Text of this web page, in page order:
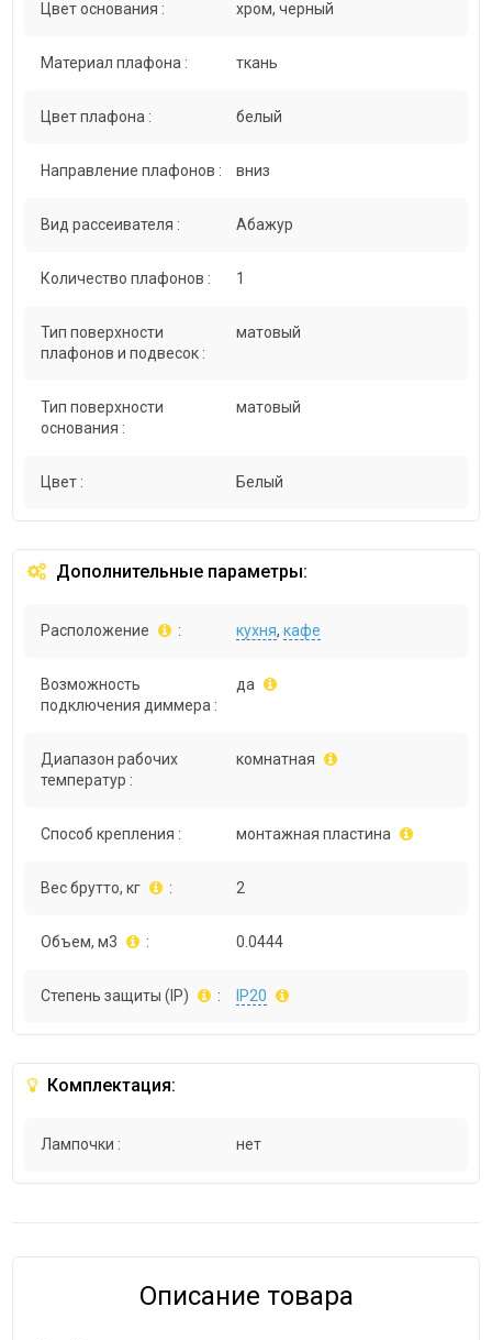
Цвет основания : хром, черный
Материал плафона : ткань
Цвет плафона : белый
Направление плафонов : вниз
Вид рассеивателя : Абажур
Количество плафонов : 1
Тип поверхности
плафонов и подвесок :
матовый
Тип поверхности
основания :
матовый
Цвет : Белый
Дополнительные параметры:
Расположение : кухня,кафе
Возможность
подключения диммера :
да
Диапазон рабочих
температур :
комнатная
Способ крепления : монтажная пластина
Вес брутто, кг : 2
Объем, м3 : 0.0444
Степень защиты (IP) : IP20
Комплектация:
Лампочки : нет
Описание товара